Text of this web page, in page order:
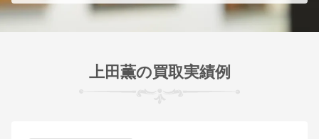
上田薫の買取実績例